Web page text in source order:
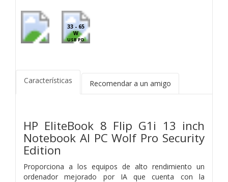
33 - 65
W
USB PD
Características Recomendar a un amigo
HP EliteBook 8 Flip G1i 13 inch
Notebook AI PC Wolf Pro Security
Edition
Proporciona a los equipos de alto rendimiento un
ordenador mejorado por IA que cuenta con la